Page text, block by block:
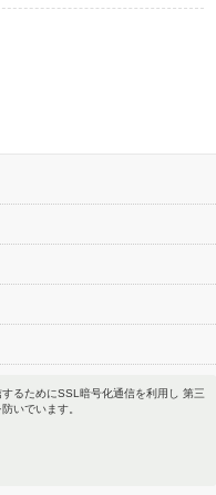
るためにSSL暗号化通信を利用し 第三
いでいます。